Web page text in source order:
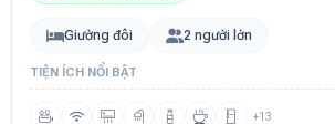
Giường đôi 2 người lớn
TIỆN ÍCH NỔI BẬT
+13